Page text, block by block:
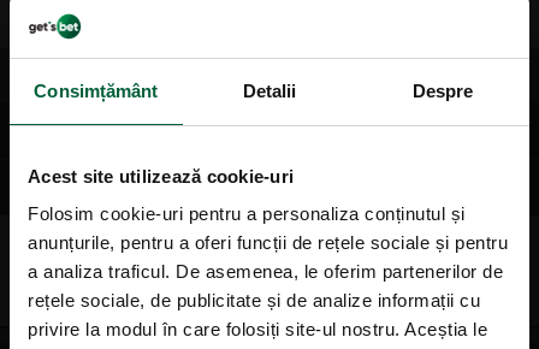
Consimțământ Detalii Despre
Acest site utilizează cookie-uri
Folosim cookie-uri pentru a personaliza conținutul și
anunțurile, pentru a oferi funcții de rețele sociale și pentru
a analiza traficul. De asemenea, le oferim partenerilor de
rețele sociale, de publicitate și de analize informații cu
privire la modul în care folosiți site-ul nostru. Aceștia le
Toate
Europa EFA
Final
Raiders Tirol
Paris Muskete.
du. 17:00|5039
1
1.30
2
2.68